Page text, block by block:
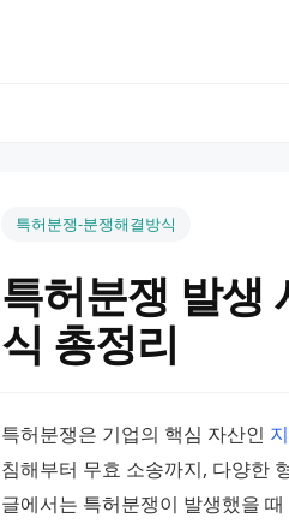
특허분쟁-분쟁해결방식
특허분쟁 발생
식 총정리
특허분쟁은 기업의 핵심 자산인
침해부터 무효 소송까지, 다양한
글에서는 특허분쟁이 발생했을